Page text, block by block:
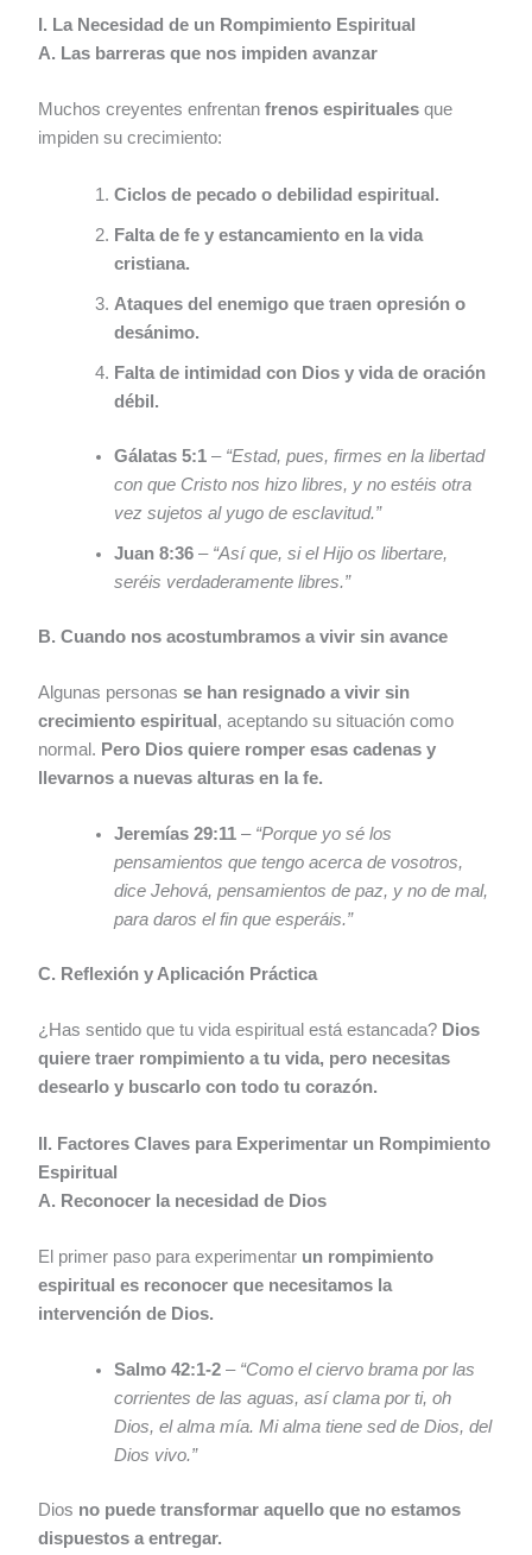
I. La Necesidad de un Rompimiento Espiritual
A. Las barreras que nos impiden avanzar
Muchos creyentes enfrentanfrenos espirituales que
impiden su crecimiento:
Ciclos de pecado o debilidad espiritual.
Falta de fe y estancamiento en la vida
cristiana.
Ataques del enemigo que traen opresión o
desánimo.
Falta de intimidad con Dios y vida de oración
débil.
Gálatas 5:1 – “Estad, pues, firmes en la libertad
con que Cristo nos hizo libres, y no estéis otra
vez sujetos al yugo de esclavitud.”
Juan 8:36 – “Así que, si el Hijo os libertare,
seréis verdaderamente libres.”
B. Cuando nos acostumbramos a vivir sin avance
Algunas personasse han resignado a vivir sin
crecimiento espiritual , aceptando su situación como
normal. Pero Dios quiere romper esas cadenas y
llevarnos a nuevas alturas en la fe.
Jeremías 29:11 – “Porque yo sé los
pensamientos que tengo acerca de vosotros,
dice Jehová, pensamientos de paz, y no de mal,
para daros el fin que esperáis.”
C. Reflexión y Aplicación Práctica
¿Has sentido que tu vida espiritual está estancada? Dios
quiere traer rompimiento a tu vida, pero necesitas
desearlo y buscarlo con todo tu corazón.
II. Factores Claves para Experimentar un Rompimiento
Espiritual
A. Reconocer la necesidad de Dios
El primer paso para experimentar un rompimiento
espiritual es reconocer que necesitamos la
intervención de Dios.
Salmo 42:1-2 – “Como el ciervo brama por las
corrientes de las aguas, así clama por ti, oh
Dios, el alma mía. Mi alma tiene sed de Dios, del
Dios vivo.”
Dios no puede transformar aquello que no estamos
dispuestos a entregar.